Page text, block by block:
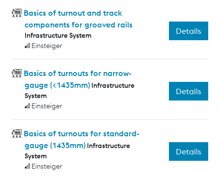
Basics of turnout and track
components for grooved rails
Infrastructure System
Einsteiger
Details
Basics of turnouts for narrow-
gauge (<1435mm) Infrastructure
System
Einsteiger
Details
Basics of turnouts for standard-
gauge (1435mm) Infrastructure
System
Einsteiger
Details